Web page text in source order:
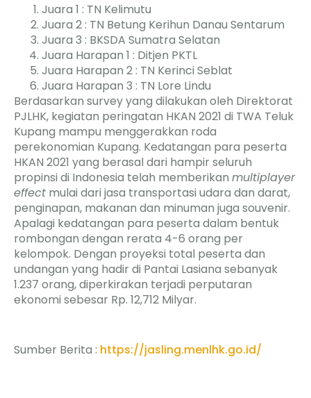
Juara 1 : TN Kelimutu
Juara 2 : TN Betung Kerihun Danau Sentarum
Juara 3 : BKSDA Sumatra Selatan
Juara Harapan 1 : Ditjen PKTL
Juara Harapan 2 : TN Kerinci Seblat
Juara Harapan 3 : TN Lore Lindu
Berdasarkan survey yang dilakukan oleh Direktorat
PJLHK, kegiatan peringatan HKAN 2021 di TWA Teluk
Kupang mampu menggerakkan roda
perekonomian Kupang. Kedatangan para peserta
HKAN 2021 yang berasal dari hampir seluruh
propinsi di Indonesia telah memberikan multiplayer
effect mulai dari jasa transportasi udara dan darat,
penginapan, makanan dan minuman juga souvenir.
Apalagi kedatangan para peserta dalam bentuk
rombongan dengan rerata 4-6 orang per
kelompok. Dengan proyeksi total peserta dan
undangan yang hadir di Pantai Lasiana sebanyak
1.237 orang, diperkirakan terjadi perputaran
ekonomi sebesar Rp. 12,712 Milyar.
Sumber Berita : https://jasling.menlhk.go.id/